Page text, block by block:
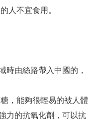
人不宜食用。
時由絲路帶入中國的，
，能夠很輕易的被人體
力的抗氧化劑，可以抗